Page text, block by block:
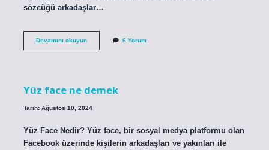
sözcüğü arkadaşlar…
Devamını okuyunEmsalsiz
6 Yorum
Yüz face ne demek
Tarih: Ağustos 10, 2024
Yüz Face Nedir? Yüz face, bir sosyal medya platformu olan
Facebook üzerinde kişilerin arkadaşları ve yakınları ile